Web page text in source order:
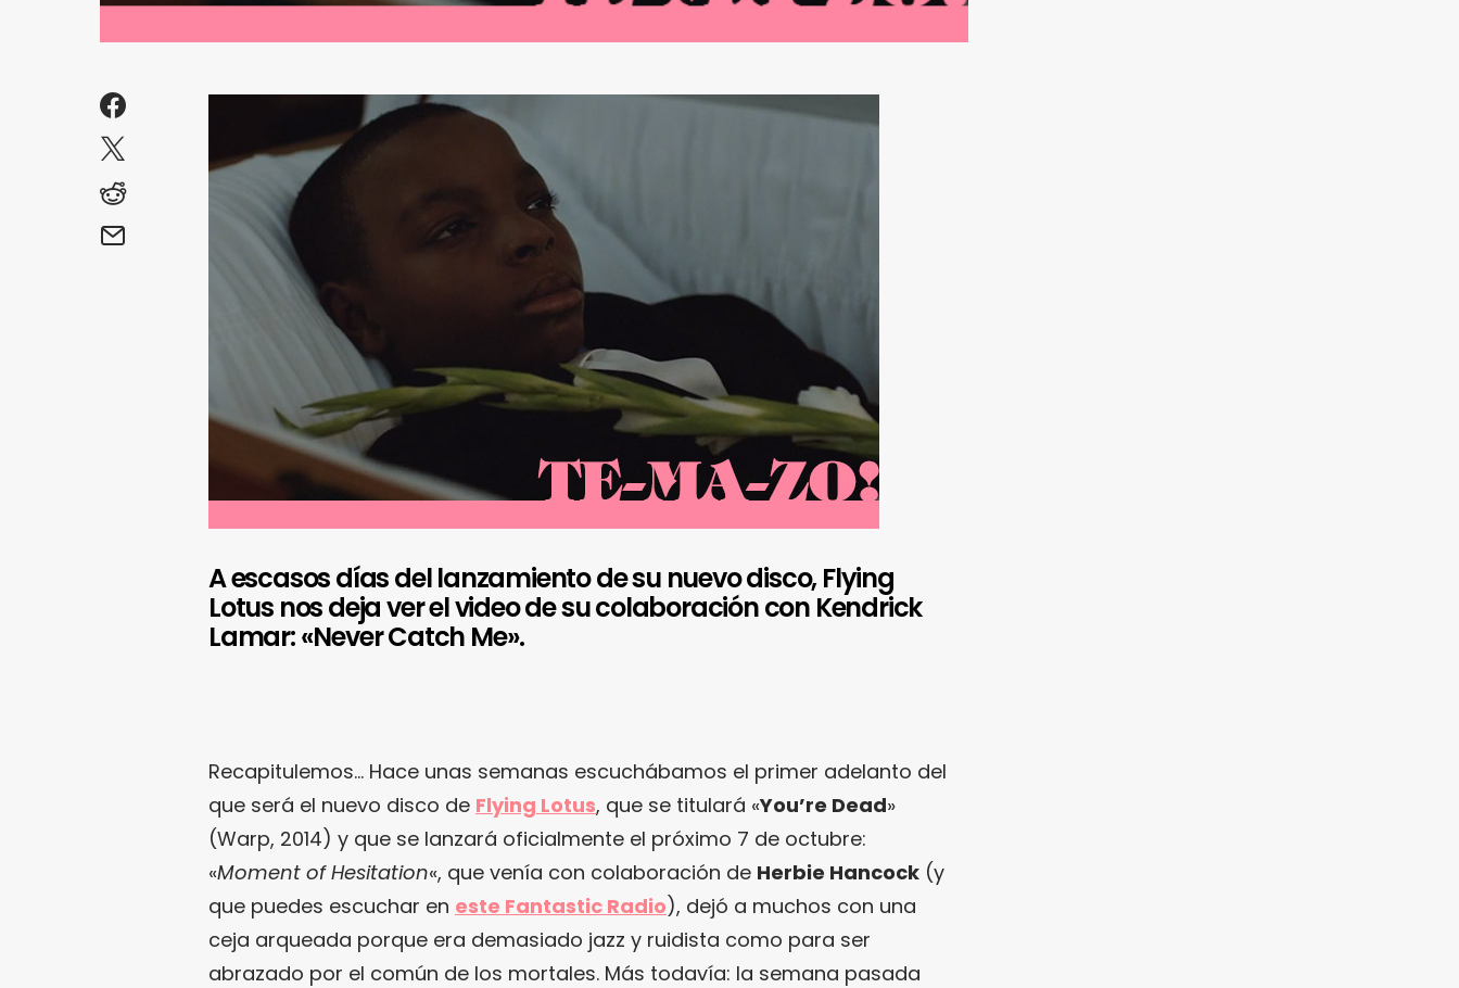
A escasos días del lanzamiento de su nuevo disco, Flying
Lotus nos deja ver el video de su colaboración con Kendrick
Lamar: «Never Catch Me».
Recapitulemos… Hace unas semanas escuchábamos el primer adelanto del
que será el nuevo disco de Flying Lotus, que se titulará «You’re Dead»
(Warp, 2014) y que se lanzará oficialmente el próximo 7 de octubre:
«Moment of Hesitation«, que venía con colaboración de Herbie Hancock (y
que puedes escuchar en este Fantastic Radio), dejó a muchos con una
ceja arqueada porque era demasiado jazz y ruidista como para ser
abrazado por el común de los mortales. Más todavía: la semana pasada